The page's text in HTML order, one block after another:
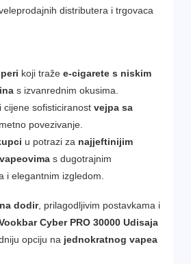
distributera i trgovaca
koji tražee-cigarete s niskim
s izvanrednim okusima.
cijene sofisticiranostvejpa sa
povezivanje.
u potrazi za najjeftinijim
s dugotrajnim
i elegantnim izgledom.
dodir, prilagodljivim postavkama i
Cyber PRO 30000 Udisaja
opciju na jednokratnog vapea